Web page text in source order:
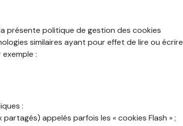
présente politique de gestion des cookies
similaires ayant pour effet de lire ou écrire
:
:
appelés parfois les « cookies Flash » ;